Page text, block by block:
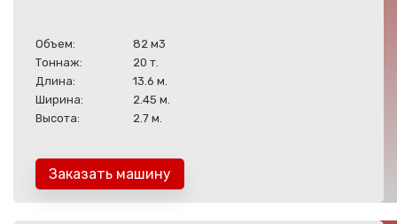
Объем:
82 м3
Тоннаж:
20 т.
Длина:
13.6 м.
Ширина:
2.45 м.
Высота:
2.7 м.
Заказать машину